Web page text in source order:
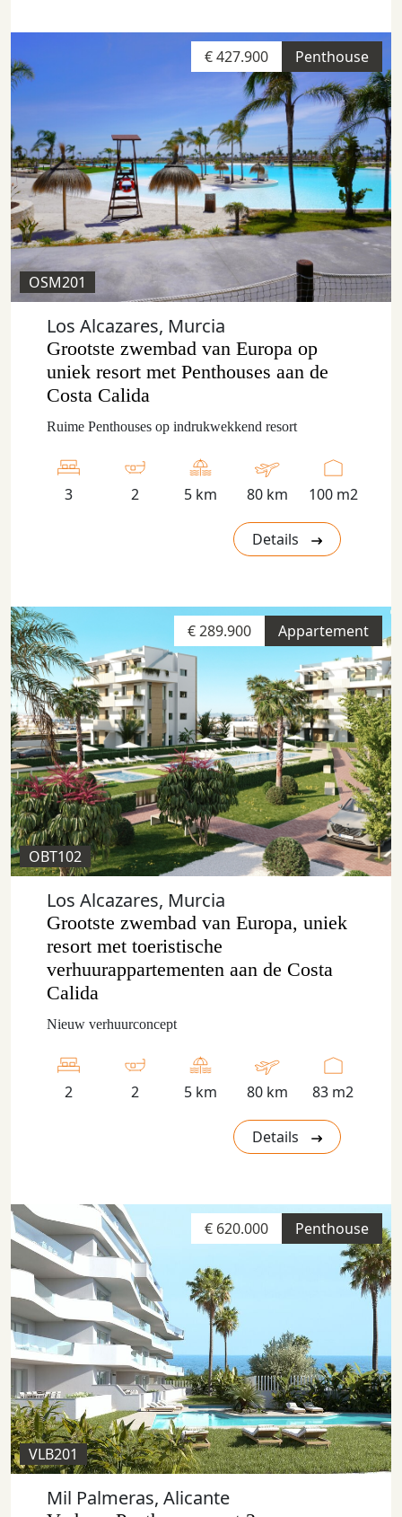
Penthouse
€ 427.900
OSM201
Los Alcazares, Murcia
Grootste zwembad van Europa op
uniek resort met Penthouses aan de
Costa Calida
Ruime Penthouses op indrukwekkend resort
3 2 5 km 80 km 100 m2
Details
Appartement
€ 289.900
OBT102
Los Alcazares, Murcia
Grootste zwembad van Europa, uniek
resort met toeristische
verhuurappartementen aan de Costa
Calida
Nieuw verhuurconcept
2 2 5 km 80 km 83 m2
Details
Penthouse
€ 620.000
VLB201
Mil Palmeras, Alicante